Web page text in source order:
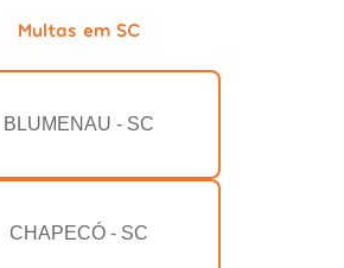
Multas em SC
BLUMENAU - SC
CHAPECÓ - SC